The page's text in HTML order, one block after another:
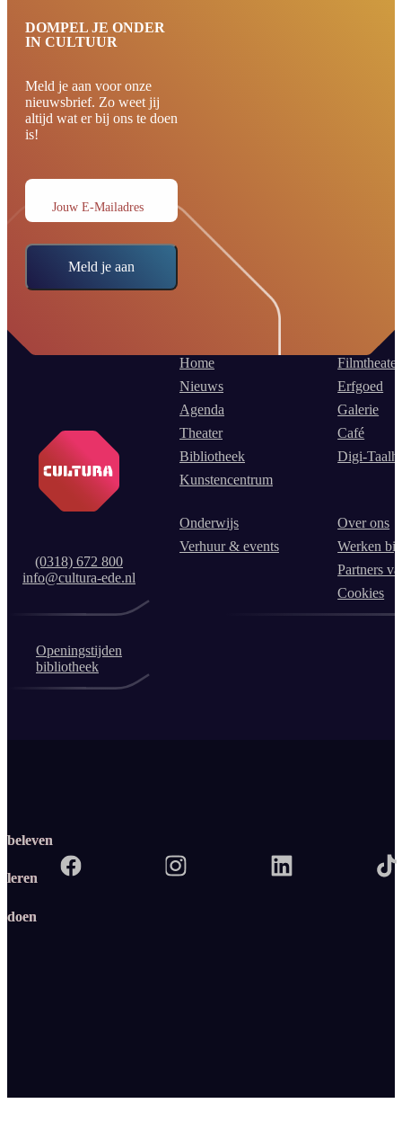
DOMPEL JE ONDER
IN CULTUUR
Meld je aan voor onze
nieuwsbrief. Zo weet jij
altijd wat er bij ons te doen
is!
Jouw E-Mailadres
Meld je aan
(0318) 672 800
info@cultura-ede.nl
Home
Nieuws
Agenda
Theater
Bibliotheek
Kunstencentrum
Filmtheater
Erfgoed
Galerie
Café
Digi-
Onderwijs
Verhuur & events
Over ons
Werken
Partners
Cookies
Openingstijden
bibliotheek
beleven
leren
doen